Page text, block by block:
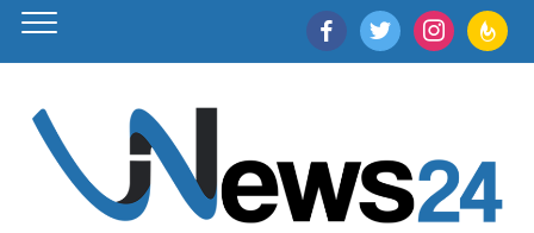
facebooktwitter instagram